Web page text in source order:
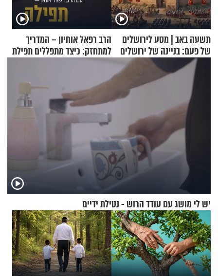
תשעה באב | מסע לירושלים
של פעם: בניינה של ירושלים
הרב רפאל אוחיון – המדריך
למתחזק: כיצד מתפללים תפילת
שמונה עשרה?
יש לי מושג עם עודד הרוש - נטילת ידיים